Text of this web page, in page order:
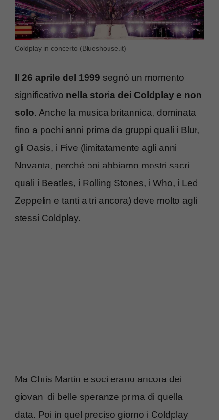
Coldplay in concerto (Blueshouse.it)
Il 26 aprile del 1999 segnò un momento
significativo nella storia dei Coldplay e non
solo. Anche la musica britannica, dominata
fino a pochi anni prima da gruppi quali i Blur,
gli Oasis, i Five (limitatamente agli anni
Novanta, perché poi abbiamo mostri sacri
quali i Beatles, i Rolling Stones, i Who, i Led
Zeppelin e tanti altri ancora) deve molto agli
stessi Coldplay.
Ma Chris Martin e soci erano ancora dei
giovani di belle speranze prima di quella
data. Poi in quel preciso giorno i Coldplay